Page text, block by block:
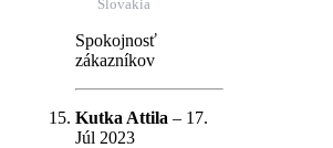
Slovakia
Spokojnosť
zákazníkov
Kutka Attila – 17.
Júl 2023